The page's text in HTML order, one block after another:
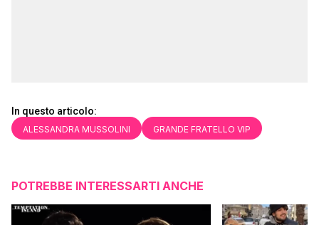
In questo articolo:
ALESSANDRA MUSSOLINI GRANDE FRATELLO VIP
POTREBBE INTERESSARTI ANCHE